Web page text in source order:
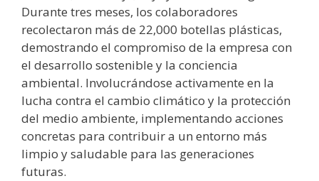
Durante tres meses, los colaboradores
recolectaron más de 22,000 botellas plásticas,
demostrando el compromiso de la empresa con
el desarrollo sostenible y la conciencia
ambiental. Involucrándose activamente en la
lucha contra el cambio climático y la protección
del medio ambiente, implementando acciones
concretas para contribuir a un entorno más
limpio y saludable para las generaciones
futuras.